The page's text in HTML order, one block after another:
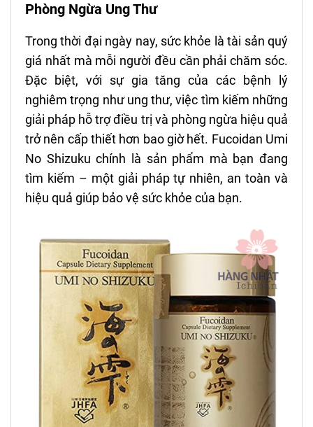
Phòng Ngừa Ung Thư
Trong thời đại ngày nay, sức khỏe là tài sản quý
giá nhất mà mỗi người đều cần phải chăm sóc.
Đặc biệt, với sự gia tăng của các bệnh lý
nghiêm trọng như ung thư, việc tìm kiếm những
giải pháp hỗ trợ điều trị và phòng ngừa hiệu quả
trở nên cấp thiết hơn bao giờ hết. Fucoidan Umi
No Shizuku chính là sản phẩm mà bạn đang
tìm kiếm – một giải pháp tự nhiên, an toàn và
hiệu quả giúp bảo vệ sức khỏe của bạn.